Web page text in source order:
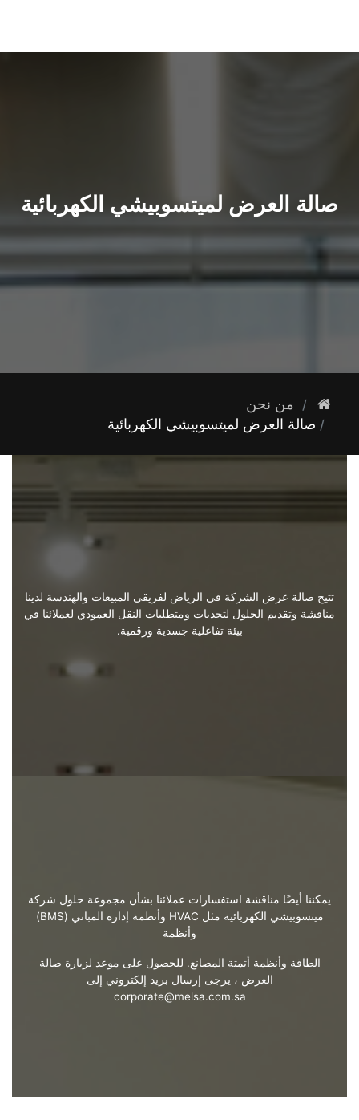
الوظائف
خدمة العملاء
صالة العرض لميتسوبيشي الكهربائية
من نحن
صالة العرض لميتسوبيشي الكهربائية
تتيح صالة عرض الشركة في الرياض لفريقي المبيعات والهندسة لدينا
مناقشة وتقديم الحلول لتحديات ومتطلبات النقل العمودي لعملائنا في
بيئة تفاعلية جسدية ورقمية.
يمكننا أيضًا مناقشة استفسارات عملائنا بشأن مجموعة حلول شركة
ميتسوبيشي الكهربائية مثل HVAC وأنظمة إدارة المباني (BMS)
وأنظمة
الطاقة وأنظمة أتمتة المصانع. للحصول على موعد لزيارة صالة
العرض ، يرجى إرسال بريد إلكتروني إلى
corporate@melsa.com.sa